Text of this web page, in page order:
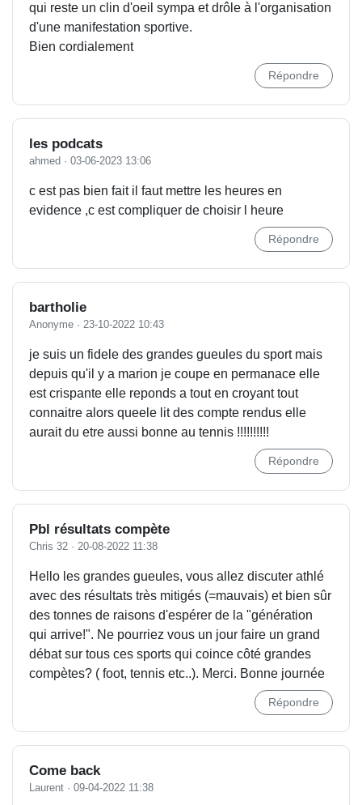
qui reste un clin d'oeil sympa et drôle à l'organisation
d'une manifestation sportive.
Bien cordialement
Répondre
les podcats
ahmed · 03-06-2023 13:06
c est pas bien fait il faut mettre les heures en
evidence ,c est compliquer de choisir l heure
Répondre
bartholie
Anonyme · 23-10-2022 10:43
je suis un fidele des grandes gueules du sport mais
depuis qu'il y a marion je coupe en permanace elle
est crispante elle reponds a tout en croyant tout
connaitre alors queele lit des compte rendus elle
aurait du etre aussi bonne au tennis !!!!!!!!!!
Répondre
Pbl résultats compète
Chris 32 · 20-08-2022 11:38
Hello les grandes gueules, vous allez discuter athlé
avec des résultats très mitigés (=mauvais) et bien sûr
des tonnes de raisons d'espérer de la "génération
qui arrive!". Ne pourriez vous un jour faire un grand
débat sur tous ces sports qui coince côté grandes
compètes? ( foot, tennis etc..). Merci. Bonne journée
Répondre
Come back
Laurent · 09-04-2022 11:38